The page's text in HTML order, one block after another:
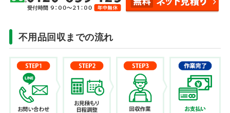
不用品回収までの流れ